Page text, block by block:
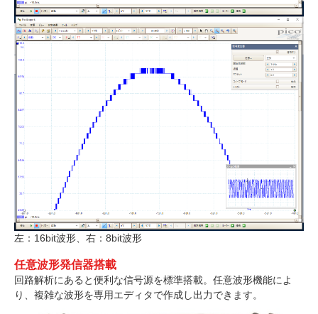
左：16bit波形、右：8bit波形
任意波形発信器搭載
回路解析にあると便利な信号源を標準搭載。任意波形機能によ
り、複雑な波形を専用エディタで作成し出力できます。